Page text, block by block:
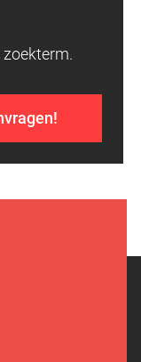
zoekterm.